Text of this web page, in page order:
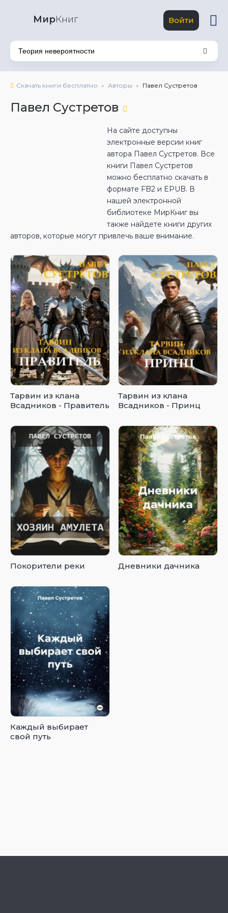
МирКниг Войти
Скачать книги бесплатно Авторы Павел Сустретов
Павел Сустретов
На сайте доступны
электронные версии книг
автора Павел Сустретов. Все
книги Павел Сустретов
можно бесплатно скачать в
формате FB2 и EPUB. В
нашей электронной
библиотеке МирКниг вы
также найдете книги других
авторов, которые могут привлечь ваше внимание.
Тарвин из клана
Всадников - Правитель
Тарвин из клана
Всадников - Принц
Покорители реки Дневники дачника
Каждый выбирает
свой путь